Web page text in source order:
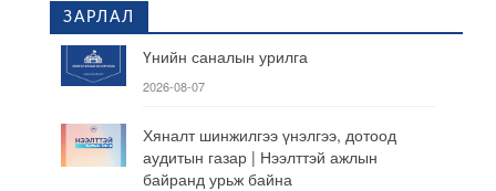
ЗАРЛАЛ
Үнийн саналын урилга
2026-08-07
Хяналт шинжилгээ үнэлгээ, дотоод
аудитын газар | Нээлттэй ажлын
байранд урьж байна